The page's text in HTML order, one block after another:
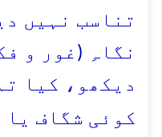
تناسب نہیں
نگاہِ (غور و
دیکھو، کیا
کوئی شگاف یا